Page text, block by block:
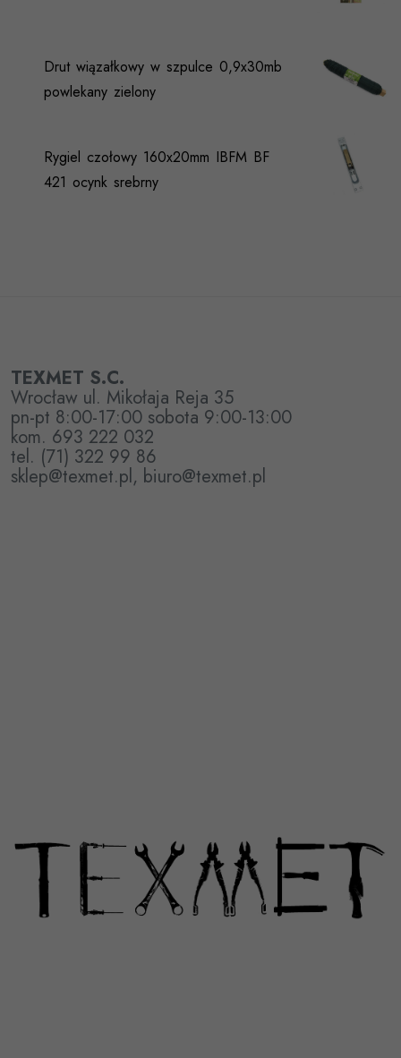
Drut wiązałkowy w szpulce 0,9x30mb
powlekany zielony
Rygiel czołowy 160x20mm IBFM BF
421 ocynk srebrny
TEXMET S.C.
Wrocław ul. Mikołaja Reja 35
pn-pt 8:00-17:00 sobota 9:00-13:00
kom. 693 222 032
tel. (71) 322 99 86
sklep@texmet.pl, biuro@texmet.pl